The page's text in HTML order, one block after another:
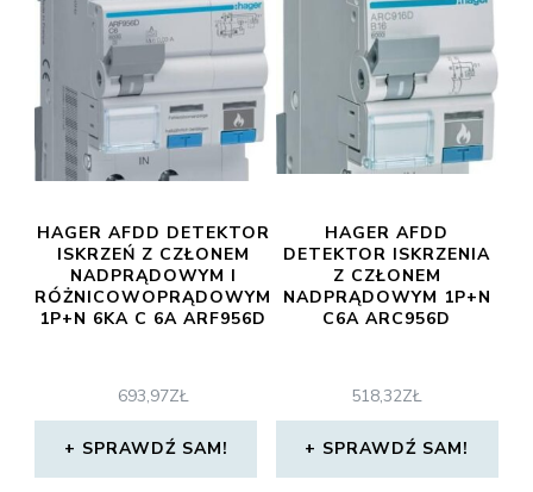
HAGER AFDD DETEKTOR
ISKRZEŃ Z CZŁONEM
NADPRĄDOWYM I
RÓŻNICOWOPRĄDOWYM
1P+N 6KA C 6A ARF956D
693,97ZŁ
SPRAWDŹ SAM!
HAGER AFDD
DETEKTOR ISKRZENIA
Z CZŁONEM
NADPRĄDOWYM 1P+N
C6A ARC956D
518,32ZŁ
SPRAWDŹ SAM!